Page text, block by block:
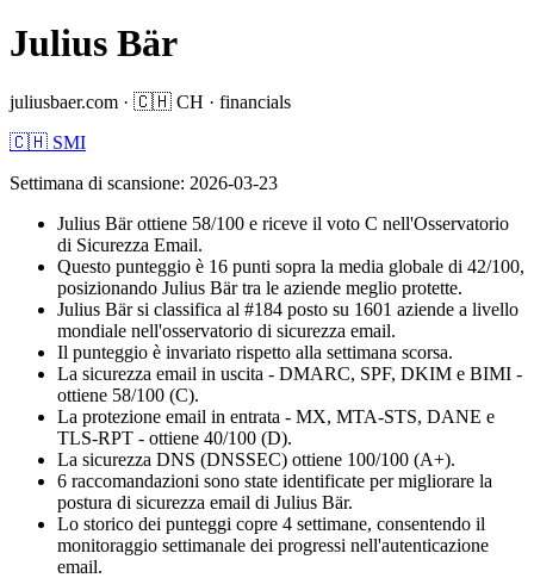
Julius Bär
juliusbaer.com · 🇨🇭 CH · financials
🇨🇭 SMI
Settimana di scansione: 2026-03-23
Julius Bär ottiene 58/100 e riceve il voto C nell'Osservatorio
di Sicurezza Email.
Questo punteggio è 16 punti sopra la media globale di 42/100,
posizionando Julius Bär tra le aziende meglio protette.
Julius Bär si classifica al #184 posto su 1601 aziende a livello
mondiale nell'osservatorio di sicurezza email.
Il punteggio è invariato rispetto alla settimana scorsa.
La sicurezza email in uscita - DMARC, SPF, DKIM e BIMI -
ottiene 58/100 (C).
La protezione email in entrata - MX, MTA-STS, DANE e
TLS-RPT - ottiene 40/100 (D).
La sicurezza DNS (DNSSEC) ottiene 100/100 (A+).
6 raccomandazioni sono state identificate per migliorare la
postura di sicurezza email di Julius Bär.
Lo storico dei punteggi copre 4 settimane, consentendo il
monitoraggio settimanale dei progressi nell'autenticazione
email.